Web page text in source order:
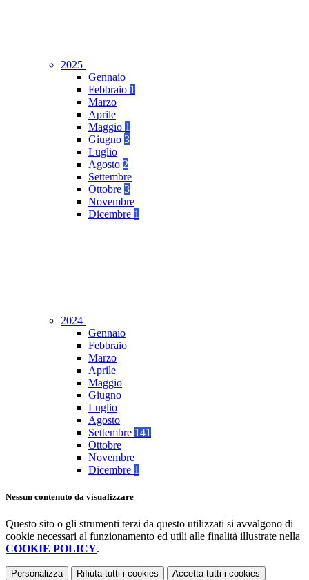
2025
Gennaio
Febbraio 1
Marzo
Aprile
Maggio 1
Giugno 3
Luglio
Agosto 2
Settembre
Ottobre 3
Novembre
Dicembre 1
2024
Gennaio
Febbraio
Marzo
Aprile
Maggio
Giugno
Luglio
Agosto
Settembre 141
Ottobre
Novembre
Dicembre 1
Nessun contenuto da visualizzare
Questo sito o gli strumenti terzi da questo utilizzati si avvalgono di
cookie necessari al funzionamento ed utili alle finalità illustrate nella
COOKIE POLICY.
Personalizza Rifiuta tutti i cookies Accetta tutti i cookies